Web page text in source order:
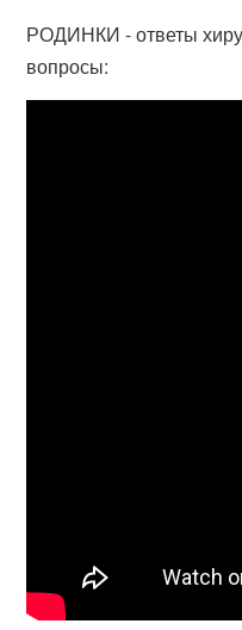
РОДИНКИ - ответы
вопросы: